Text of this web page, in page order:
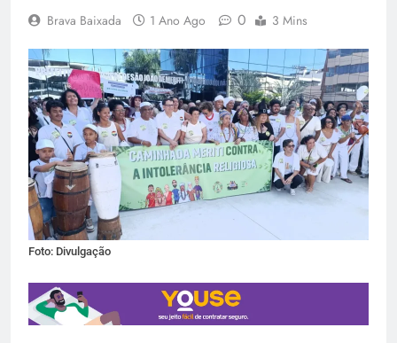
Brava Baixada 1 Ano Ago 0 3 Mins
Foto: Divulgação